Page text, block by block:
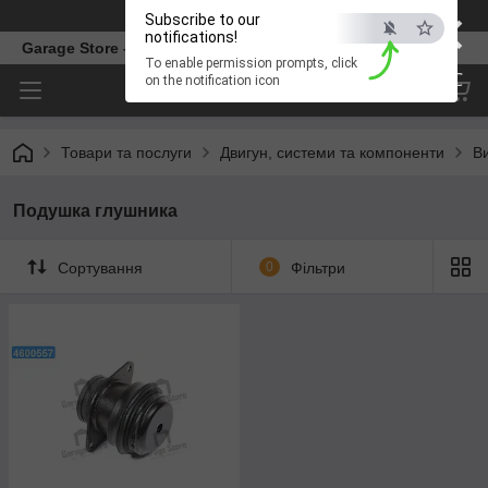
×
ESC
Subscribe to our
notifications!
To enable permission prompts, click
on the notification icon
Телефон
Garage Store – інтернет магазин автозапчастин.
Товари та послуги Двигун, системи та компоненти
Подушка глушника
Сортування 0 Фільтри